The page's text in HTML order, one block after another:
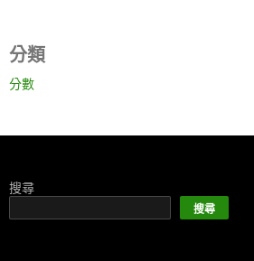
分類
分數
搜尋
搜尋